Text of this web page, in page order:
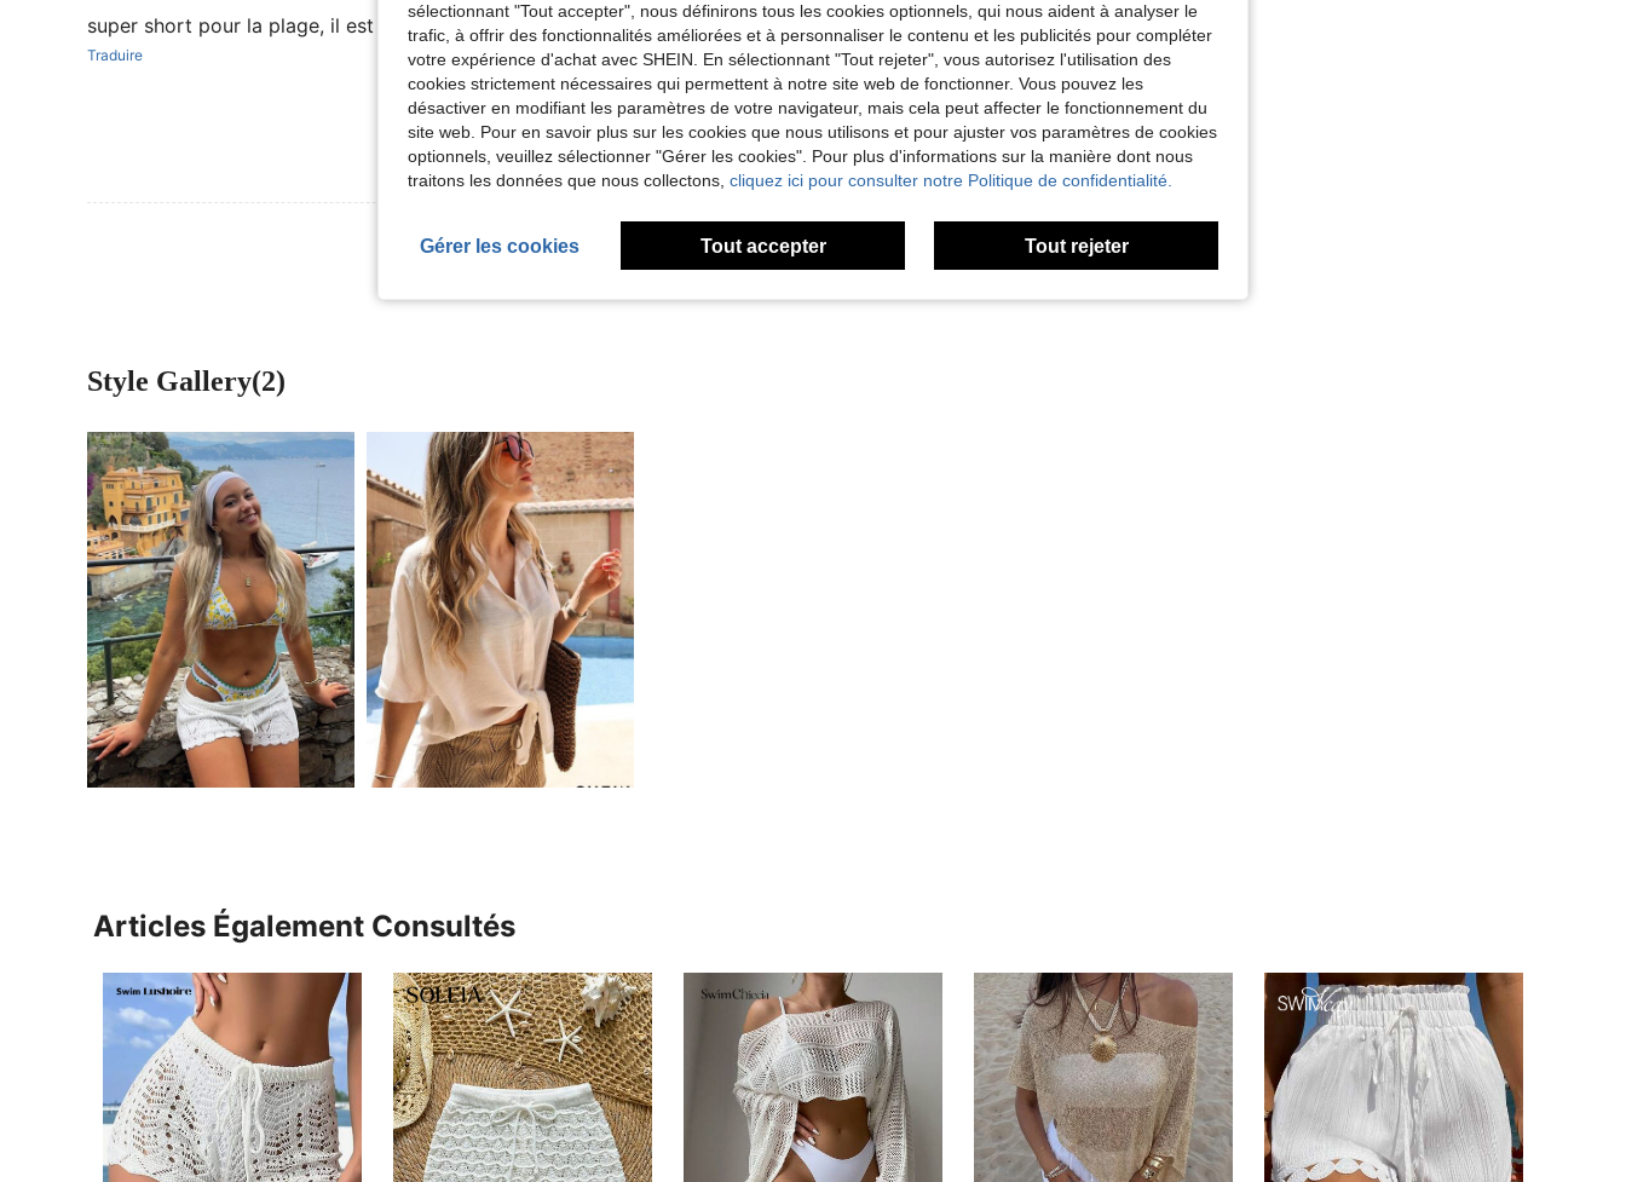
super short pour la plage, il est super confortable
Traduire
Utile (7)
Style Gallery(2)
Articles Également Consultés
sélectionnant "Tout accepter", nous définirons tous les cookies optionnels, qui nous aident à analyser le
trafic, à offrir des fonctionnalités améliorées et à personnaliser le contenu et les publicités pour compléter
votre expérience d'achat avec SHEIN. En sélectionnant "Tout rejeter", vous autorisez l'utilisation des
cookies strictement nécessaires qui permettent à notre site web de fonctionner. Vous pouvez les
désactiver en modifiant les paramètres de votre navigateur, mais cela peut affecter le fonctionnement du
site web. Pour en savoir plus sur les cookies que nous utilisons et pour ajuster vos paramètres de cookies
optionnels, veuillez sélectionner "Gérer les cookies". Pour plus d'informations sur la manière dont nous
traitons les données que nous collectons, cliquez ici pour consulter notre Politique de confidentialité.
Gérer les cookies Tout accepter Tout rejeter